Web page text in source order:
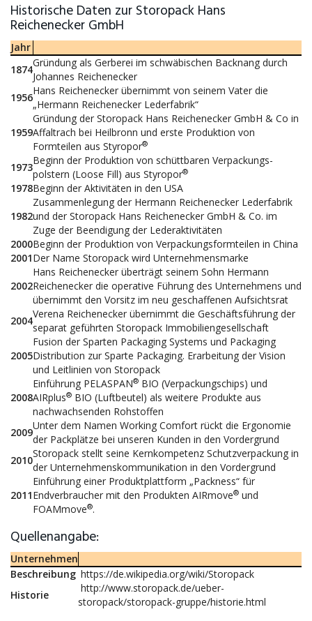
Historische Daten zur Storopack Hans
Reichenecker GmbH
Jahr
1874
Gründung als Gerberei im schwäbischen Backnang durch
Johannes Reichenecker
1956
Hans Reichenecker übernimmt von seinem Vater die
„Hermann Reichenecker Lederfabrik“
1959
Gründung der Storopack Hans Reichenecker GmbH & Co in
Affaltrach bei Heilbronn und erste Produktion von
Formteilen aus Styropor®
1973
Beginn der Produktion von schüttbaren Verpackungs­
polstern (Loose Fill) aus Styropor®
1978Beginn der Aktivitäten in den USA
1982
Zusammenlegung der Hermann Reichenecker Lederfabrik
und der Storopack Hans Reichenecker GmbH & Co. im
Zuge der Beendigung der Lederaktivitäten
2000Beginn der Produktion von Verpackungsformteilen in China
2001Der Name Storopack wird Unternehmensmarke
2002
Hans Reichenecker überträgt seinem Sohn Hermann
Reichenecker die operative Führung des Unternehmens und
übernimmt den Vorsitz im neu geschaffenen Auf­sichtsrat
2004
Verena Reichenecker übernimmt die Geschäftsführung der
separat geführten Storopack Immobiliengesellschaft
2005
Fusion der Sparten Packaging Systems und Packaging
Distribution zur Sparte Packaging. Erarbeitung der Vision
und Leitlinien von Storopack
2008
Einführung PELASPAN® BIO (Verpackungschips) und
AIRplus® BIO (Luftbeutel) als weitere Produkte aus
nachwachsenden Rohstoffen
2009
Unter dem Namen Working Comfort rückt die Ergonomie
der Packplätze bei unseren Kunden in den Vordergrund
2010
Storopack stellt seine Kernkompetenz Schutzverpackung in
der Unternehmenskommunikation in den Vordergrund
2011
Einführung einer Produktplattform „Packness“ für
Endverbraucher mit den Produkten AIRmove® und
FOAMmove®.
Quellenangabe:
Unternehmen
Beschreibung https://de.wikipedia.org/wiki/Storopack
Historie
http://www.storopack.de/ueber-
storopack/storopack-gruppe/historie.html